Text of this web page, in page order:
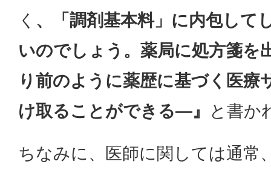
く 、「調剤基本料」に内包して
いのでしょう。薬局に処方箋を
り前のように薬歴に基づく医療
け取ることができる―』
と書か
ちなみに、医師に関しては通常